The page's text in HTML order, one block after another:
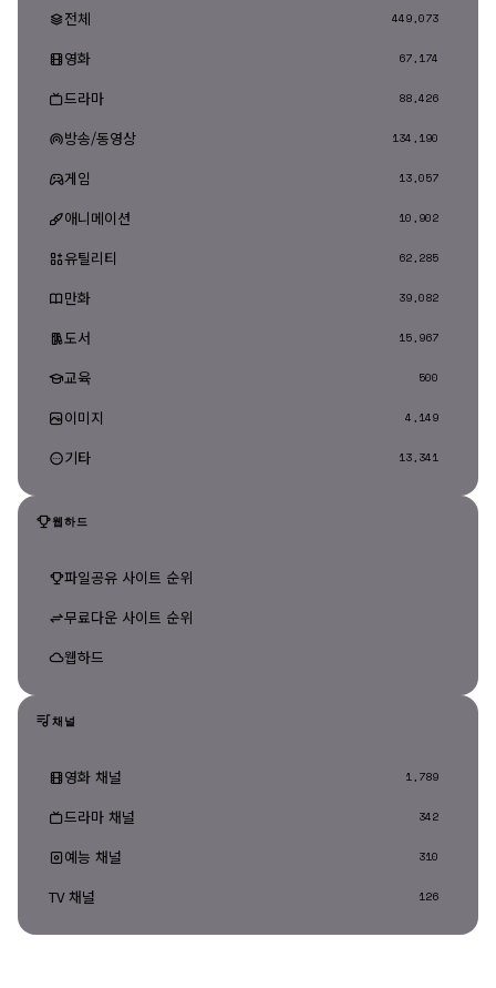
전체 449,073
영화 67,174
드라마 88,426
방송/동영상 134,190
게임 13,057
애니메이션 10,902
유틸리티 62,285
만화 39,082
도서 15,967
교육 500
이미지 4,149
기타 13,341
웹하드
파일공유 사이트 순위
무료다운 사이트 순위
웹하드
채널
영화 채널 1,789
드라마 채널 342
예능 채널 310
TV 채널 126